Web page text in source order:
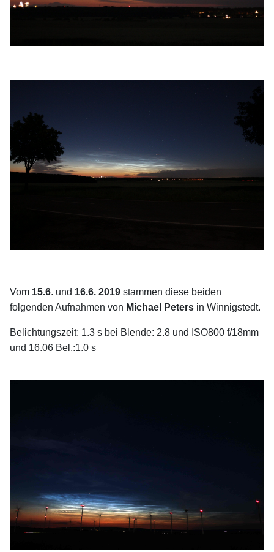
Vom 15.6. und 16.6. 2019 stammen diese beiden
folgenden Aufnahmen von Michael Peters in Winnigstedt.
Belichtungszeit: 1.3 s bei Blende: 2.8 und ISO800 f/18mm
und 16.06 Bel.:1.0 s